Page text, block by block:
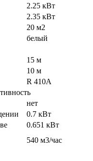
2.25 кВт
2.35 кВт
20 м2
белый
15 м
10 м
R 410A
нет
0.7 кВт
0.651 кВт
540 м3/час